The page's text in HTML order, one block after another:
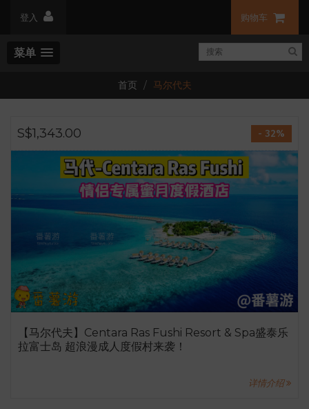
登入 购物车
菜单
首页 马尔代夫
S$1,343.00 - 32%
【马尔代夫】Centara Ras Fushi Resort & Spa盛泰乐
拉富士岛 超浪漫成人度假村来袭！
详情介绍